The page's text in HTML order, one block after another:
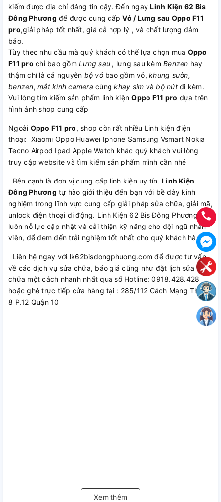
kiếm được địa chỉ đáng tin cậy. Đến ngayLinh Kiện 62 Bis
Đông Phương để được cung cấpVỏ / Lưng sau Oppo F11
pro,giải pháp tốt nhất, giá cả hợp lý , và chất lượng đảm
bảo.
Tùy theo nhu cầu mà quý khách có thể lựa chọn mua Oppo
F11 pro chỉ bao gồm Lưng sau , lưng sau kèm Benzen hay
thậm chí là cả nguyên bộ vỏbao gồm vỏ, khung sườn,
benzen, mắt kính camera cùngkhay sim vàbộ nútđi kèm.
Vui lòng tìm kiếm sản phẩm linh kiệnOppo F11 pro dựa trên
hình ảnh shop cung cấp
Ngoài Oppo F11 pro, shop còn rất nhiều Linh kiện điện
thoại: Xiaomi Oppo Huawei Iphone Samsung Vsmart Nokia
Tecno Airpod Ipad Apple Watch khác quý khách vui lòng
truy cập website và tìm kiếm sản phẩm mình cần nhé
Bên cạnh là đơn vị cung cấp linh kiện uy tín. Linh Kiện
Đông Phương tự hào giới thiệu đến bạn với bề dày kinh
nghiệm trong lĩnh vực cung cấp giải pháp sửa chữa, giải mã,
unlock điện thoại di động. Linh Kiện 62 Bis Đông Phương
luôn nỗ lực cập nhật và cải thiện kỹ năng cho đội ngũ nhân
viên, để đem đến trải nghiệm tốt nhất cho quý khách hàng.
Liên hệ ngay với lk62bisdongphuong.com để được tư vấn
về các dịch vụ sửa chữa, báo giá cũng như đặt lịch sửa
chữa một cách nhanh nhất qua số Hotline: 0918.428.428
hoặc ghé trực tiếp cửa hàng tại : 285/112 Cách Mạng Tháng
8 P.12 Quận 10
Xem thêm